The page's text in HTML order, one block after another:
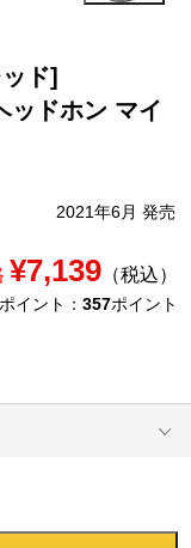
ド]
ドホン マイ
2021年6月 発売
¥7,139（税込）
ポイント： 357ポイント